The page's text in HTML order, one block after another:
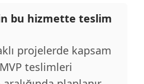
bu hizmette teslim
projelerde kapsam
teslimleri